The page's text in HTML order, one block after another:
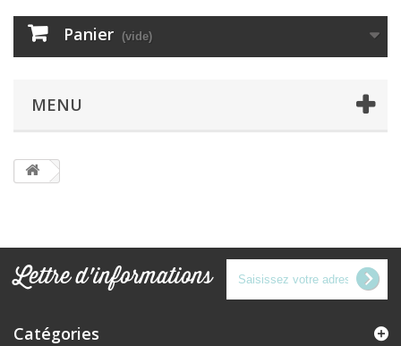
Panier (vide)
MENU
Lettre d'informations
Catégories